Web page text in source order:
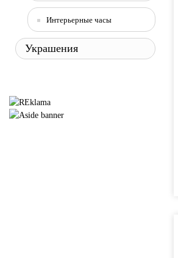
Интерьерные часы
Украшения